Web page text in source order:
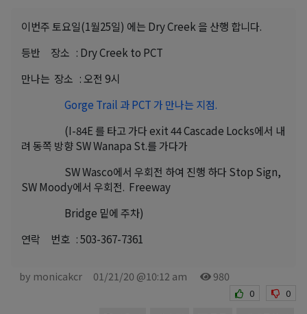
이번주 토요일(1월25일) 에는 Dry Creek 을 산행 합니다.
등반 장소 : Dry Creek to PCT
만나는 장소 : 오전 9시
Gorge Trail 과 PCT 가 만나는 지점.
(I-84E 를 타고 가다 exit 44 Cascade Locks에서 내
려 동쪽 방향 SW Wanapa St.를 가다가
SW Wasco에서 우회전 하여 진행 하다 Stop Sign,
SW Moody에서 우회전. Freeway
Bridge 밑에 주차)
연락 번호 : 503-367-7361
by monicakcr 01/21/20 @10:12 am 980
0 0